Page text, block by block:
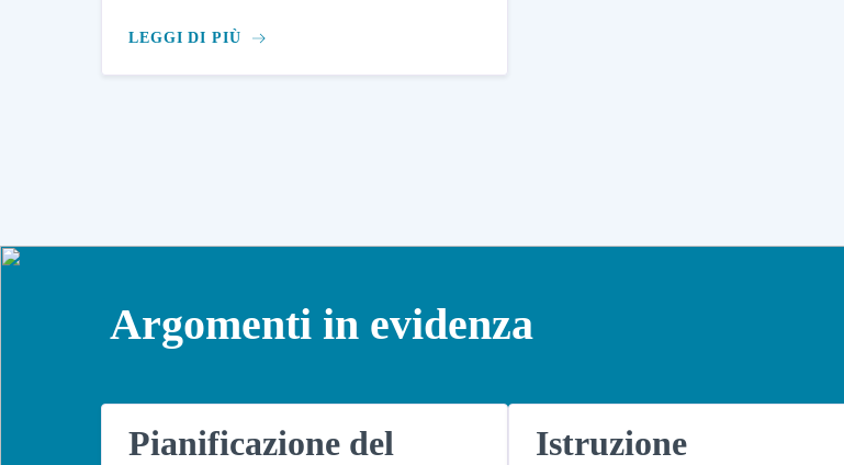
LEGGI DI PIÙ
Argomenti in evidenza
Pianificazione del
Istruzione